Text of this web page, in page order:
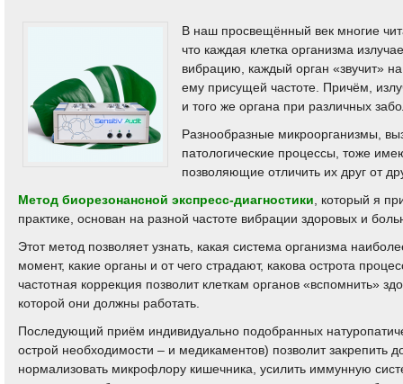
В наш просвещённый век многие
что каждая клетка организма
вибрацию, каждый орган «звучит»
ему присущей частоте. Причём,
и того же органа при различных
Разнообразные микроорганизмы,
патологические процессы, тоже
позволяющие отличить их друг от
Метод биорезонансной экспресс-диагностики , который я
практике, основан на разной частоте вибрации здоровых и
Этот метод позволяет узнать, какая система организма
момент, какие органы и от чего страдают, какова острота
частотная коррекция позволит клеткам органов «вспомнить»
которой они должны работать.
Последующий приём индивидуально подобранных
острой необходимости – и медикаментов) позволит закрепить
нормализовать микрофлору кишечника, усилить иммунную